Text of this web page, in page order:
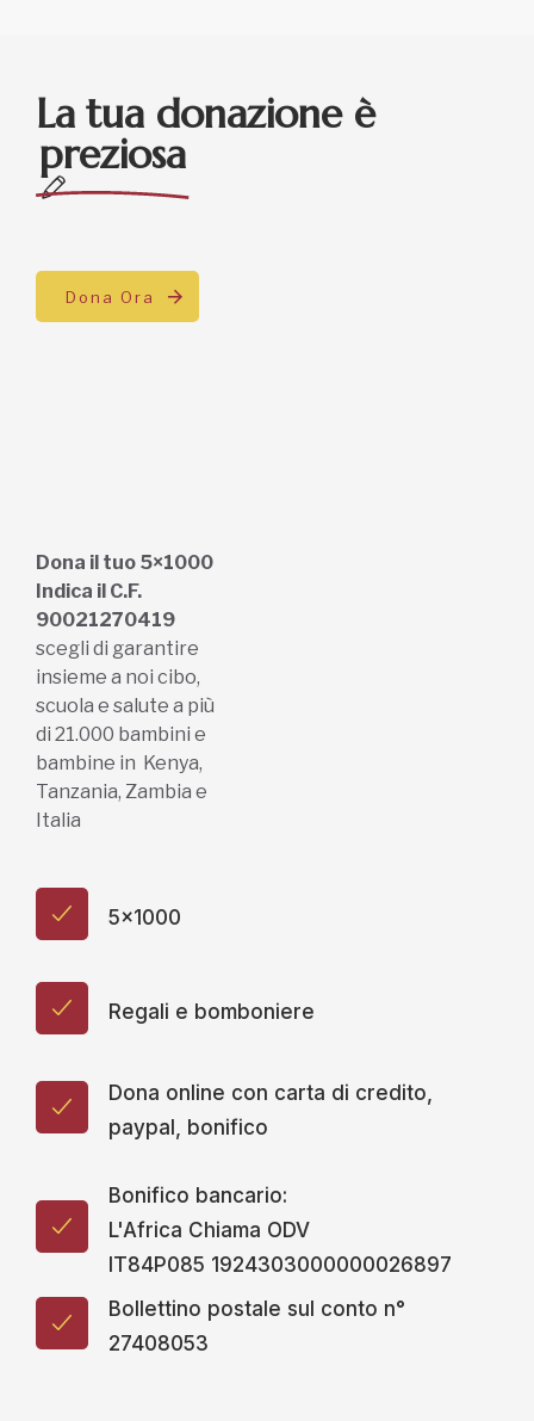
La tua donazione è
preziosa
Dona Ora
Dona il tuo 5×1000
Indica il C.F.
90021270419
scegli di garantire
insieme a noi cibo,
scuola e salute a più
di 21.000 bambini e
bambine in Kenya,
Tanzania, Zambia e
Italia
5x1000
Regali e bomboniere
Dona online con carta di credito,
paypal, bonifico
Bonifico bancario:
L'Africa Chiama ODV
IT84P085 1924303000000026897
Bollettino postale sul conto n°
27408053